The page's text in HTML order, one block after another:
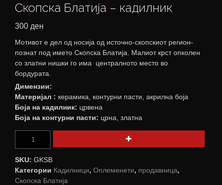
Скопска Блатија – кадилник
300 ден
Мотивот е дел од носија од источно-скопскиот регион-
познат под името Скопска Блатија. Малиот крст опколен
со златни нишки го има централното место во
бордурата.
Димензии:
Материјал : керамика, контурни пасти, акрилна боја
Боја на кадилник: црвена
Боја на контурни пасти: црна, златна
SKU: GKSB
Категории Кадилници, Оплеменети, продавница,
Скопска Блатија